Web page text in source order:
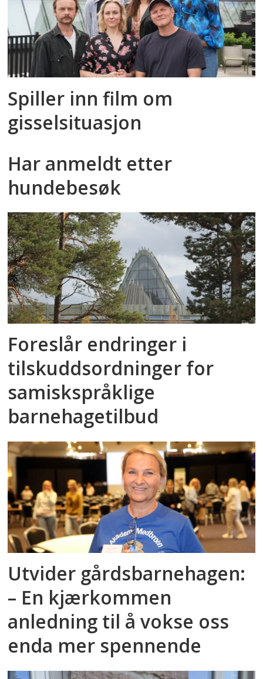
Spiller inn film om
gisselsituasjon
Har anmeldt etter
hundebesøk
Foreslår endringer i
tilskuddsordninger for
samiskspråklige
barnehagetilbud
Utvider gårdsbarnehagen:
– En kjærkommen
anledning til å vokse oss
enda mer spennende